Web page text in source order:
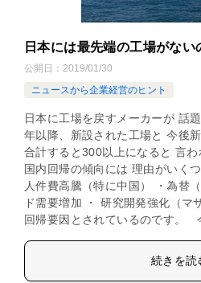
日本には最先端の工場がない
公開日： 2019/01/30
ニュースから企業経営のヒント
日本に工場を戻すメーカーが 話
年以降、新設された工場と 今後
合計すると300以上になると 言
国内回帰の傾向には 理由がいく
人件費高騰（特に中国） ・為替
ド需要増加 ・ 研究開発強化（マ
回帰要因とされているのです。
続きを読